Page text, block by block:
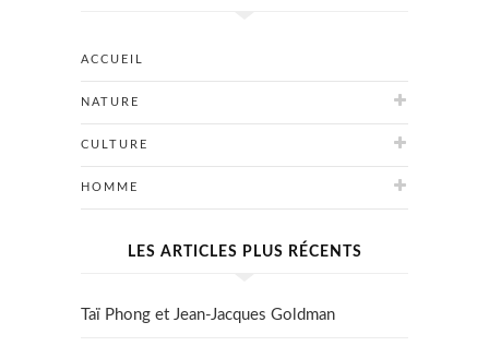
ACCUEIL
NATURE
CULTURE
HOMME
LES ARTICLES PLUS RÉCENTS
Taï Phong et Jean-Jacques Goldman